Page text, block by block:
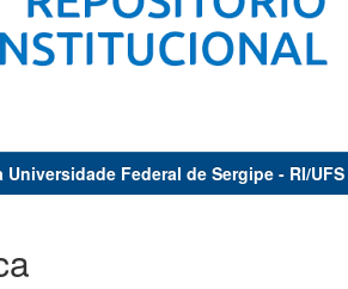
Federal de Sergipe - RI/UFS